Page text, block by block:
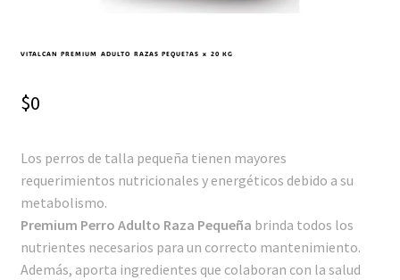
VITALCAN PREMIUM ADULTO RAZAS PEQUE?AS x 20 KG
$0
Los perros de talla pequeña tienen mayores
requerimientos nutricionales y energéticos debido a su
metabolismo.
Premium Perro Adulto Raza Pequeña brinda todos los
nutrientes necesarios para un correcto mantenimiento.
Además, aporta ingredientes que colaboran con la salud